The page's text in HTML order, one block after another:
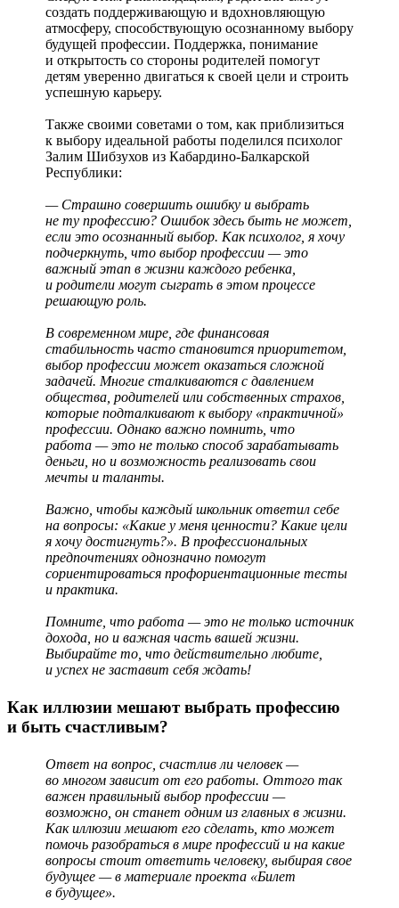
создать поддерживающую и вдохновляющую
атмосферу, способствующую осознанному выбору
будущей профессии. Поддержка, понимание
и открытость со стороны родителей помогут
детям уверенно двигаться к своей цели и строить
успешную карьеру.
Также своими советами о том, как приблизиться
к выбору идеальной работы поделился психолог
Залим Шибзухов из Кабардино-Балкарской
Республики:
— Страшно совершить ошибку и выбрать
не ту профессию? Ошибок здесь быть не может,
если это осознанный выбор. Как психолог, я хочу
подчеркнуть, что выбор профессии — это
важный этап в жизни каждого ребенка,
и родители могут сыграть в этом процессе
решающую роль.
В современном мире, где финансовая
стабильность часто становится приоритетом,
выбор профессии может оказаться сложной
задачей. Многие сталкиваются с давлением
общества, родителей или собственных страхов,
которые подталкивают к выбору «практичной»
профессии. Однако важно помнить, что
работа — это не только способ зарабатывать
деньги, но и возможность реализовать свои
мечты и таланты.
Важно, чтобы каждый школьник ответил себе
на вопросы: «Какие у меня ценности? Какие цели
я хочу достигнуть?». В профессиональных
предпочтениях однозначно помогут
сориентироваться профориентационные тесты
и практика.
Помните, что работа — это не только источник
дохода, но и важная часть вашей жизни.
Выбирайте то, что действительно любите,
и успех не заставит себя ждать!
Как иллюзии мешают выбрать профессию
и быть счастливым?
Ответ на вопрос, счастлив ли человек —
во многом зависит от его работы. Оттого так
важен правильный выбор профессии —
возможно, он станет одним из главных в жизни.
Как иллюзии мешают его сделать, кто может
помочь разобраться в мире профессий и на какие
вопросы стоит ответить человеку, выбирая свое
будущее — в материале проекта «Билет
в будущее».